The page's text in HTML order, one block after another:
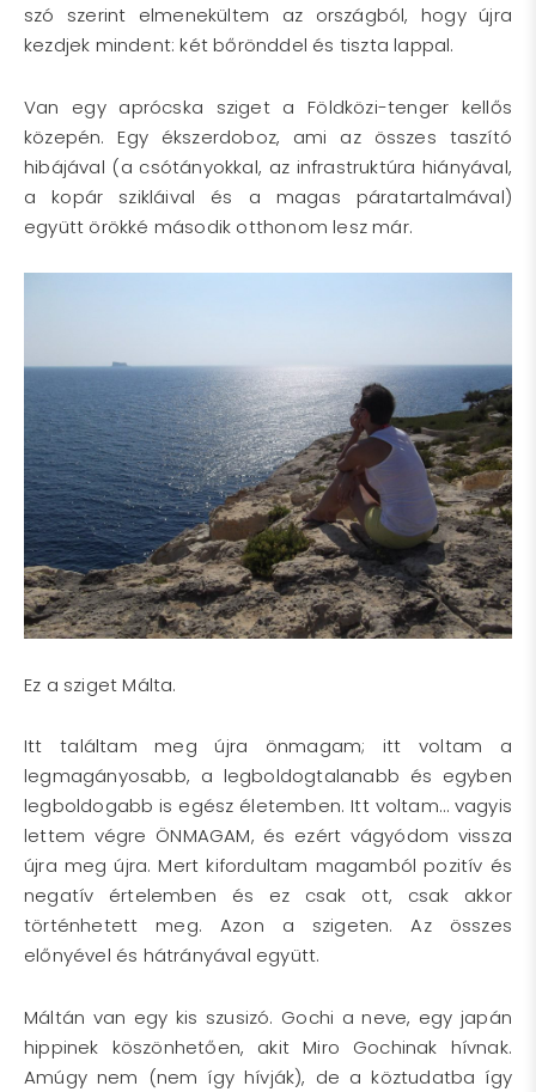
szó szerint elmenekültem az országból, hogy újra
kezdjek mindent: két bőrönddel és tiszta lappal.
Van egy aprócska sziget a Földközi-tenger kellős
közepén. Egy ékszerdoboz, ami az összes taszító
hibájával (a csótányokkal, az infrastruktúra hiányával,
a kopár szikláival és a magas páratartalmával)
együtt örökké második otthonom lesz már.
Ez a sziget Málta.
Itt találtam meg újra önmagam; itt voltam a
legmagányosabb, a legboldogtalanabb és egyben
legboldogabb is egész életemben. Itt voltam… vagyis
lettem végre ÖNMAGAM, és ezért vágyódom vissza
újra meg újra. Mert kifordultam magamból pozitív és
negatív értelemben és ez csak ott, csak akkor
történhetett meg. Azon a szigeten. Az összes
előnyével és hátrányával együtt.
Máltán van egy kis szusizó. Gochi a neve, egy japán
hippinek köszönhetően, akit Miro Gochinak hívnak.
Amúgy nem (nem így hívják), de a köztudatba így